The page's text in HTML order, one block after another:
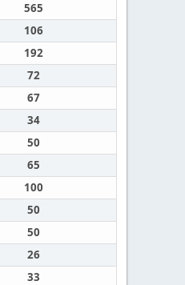
565
106
192
72
67
34
50
65
100
50
50
26
33